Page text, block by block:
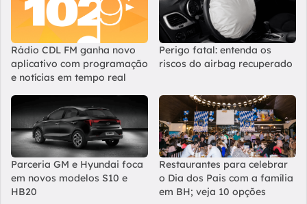
Rádio CDL FM ganha novo
aplicativo com programação
e notícias em tempo real
Perigo fatal: entenda os
riscos do airbag recuperado
Parceria GM e Hyundai foca
em novos modelos S10 e
HB20
Restaurantes para celebrar
o Dia dos Pais com a família
em BH; veja 10 opções